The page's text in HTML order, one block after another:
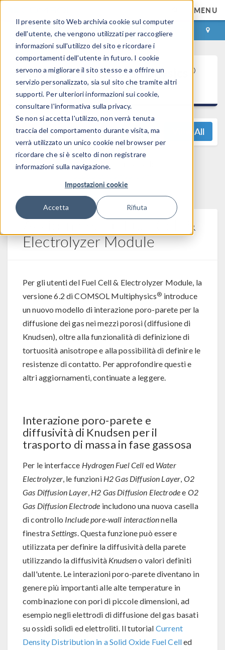
Il presente sito Web archivia cookie sul computer
dell'utente, che vengono utilizzati per raccogliere
informazioni sull'utilizzo del sito e ricordare i
comportamenti dell'utente in futuro. I cookie
servono a migliorare il sito stesso e a offrire un
servizio personalizzato, sia sul sito che tramite altri
supporti. Per ulteriori informazioni sui cookie,
consultare l'informativa sulla privacy.
Se non si accetta l'utilizzo, non verrà tenuta
traccia del comportamento durante visita, ma
verrà utilizzato un unico cookie nel browser per
ricordare che si è scelto di non registrare
informazioni sulla navigazione.
Impostazioni cookie
Accetta Rifiuta
MENU
ACCEDI CONTACT
Novità COMSOL Multiphysics ®
versione 6.2
View All
Domande? Contattaci:
Aggiornamenti Fuel Cell &
Electrolyzer Module
Per gli utenti del Fuel Cell & Electrolyzer Module, la
versione 6.2 di COMSOL Multiphysics® introduce
un nuovo modello di interazione poro-parete per la
diffusione dei gas nei mezzi porosi (diffusione di
Knudsen), oltre alla funzionalità di definizione di
tortuosità anisotrope e alla possibilità di definire le
resistenze di contatto. Per approfondire questi e
altri aggiornamenti, continuate a leggere.
Interazione poro-parete e
diffusività di Knudsen per il
trasporto di massa in fase gassosa
Per le interfacce Hydrogen Fuel Cell ed Water
Electrolyzer, le funzioni H2 Gas Diffusion Layer, O2
Gas Diffusion Layer, H2 Gas Diffusion Electrodee O2
Gas Diffusion Electrode includono una nuova casella
di controllo Include pore-wall interactionnella
finestraSettings. Questa funzione può essere
utilizzata per definire la diffusività della parete
utilizzando la diffusività Knudseno valori definiti
dall'utente. Le interazioni poro-parete diventano in
genere più importanti alle alte temperature in
combinazione con pori di piccole dimensioni, ad
esempio negli elettrodi di diffusione del gas basati
su ossidi solidi ed elettroliti. Il tutorial Current
Density Distribution in a Solid Oxide Fuel Celled